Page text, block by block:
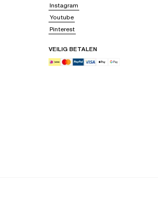
Instagram
Youtube
Pinterest
VEILIG BETALEN